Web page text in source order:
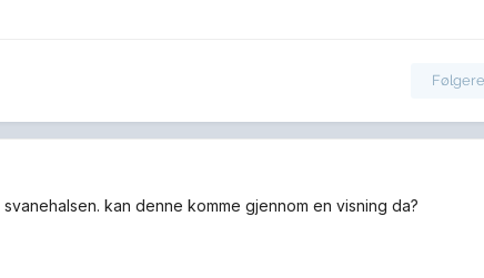
Følgere
kan denne komme gjennom en visning da?